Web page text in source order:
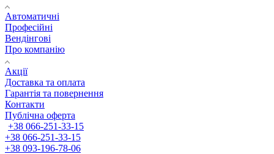
Автоматичні
Професійні
Вендінгові
Про компанію
Акції
Доставка та оплата
Гарантія та повернення
Контакти
Публічна оферта
+38 066-251-33-15
+38 066-251-33-15
+38 093-196-78-06